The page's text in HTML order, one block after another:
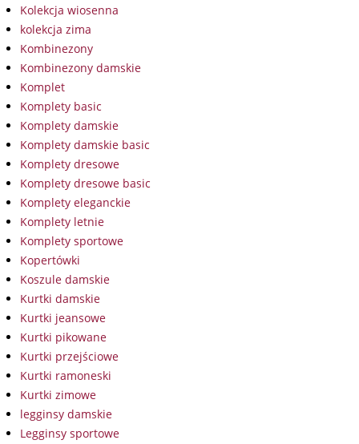
Kolekcja wiosenna
kolekcja zima
Kombinezony
Kombinezony damskie
Komplet
Komplety basic
Komplety damskie
Komplety damskie basic
Komplety dresowe
Komplety dresowe basic
Komplety eleganckie
Komplety letnie
Komplety sportowe
Kopertówki
Koszule damskie
Kurtki damskie
Kurtki jeansowe
Kurtki pikowane
Kurtki przejściowe
Kurtki ramoneski
Kurtki zimowe
legginsy damskie
Legginsy sportowe